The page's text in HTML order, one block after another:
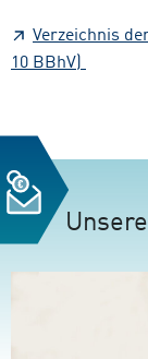
Verzeichnis
10 BBhV)